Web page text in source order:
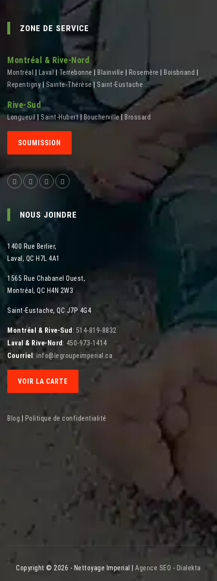
ZONE DE SERVICE
Montréal & Rive-Nord
Montréal Laval|Terrebonne Blainville Rosemère Boisbriand
Repentigny| Sainte-Thérèse Saint-Eustache ...
Rive-Sud
Longueuil Saint-Hubert Boucherville| Brossard
SOUMISSION
NOUS JOINDRE
1400 Rue Berlier,
Laval , QC H7L 4A1
1565 Rue Chabanel Ouest,
Montréal , QC H4N 2W3
Saint-Eustache, QC J7P 4G4
Montréal & Rive-Sud : 514-819-8832
Laval & Rive-Nord : 450-973-1414
Courriel : info@legroupeimperial.ca
VOIR LA CARTE
Blog Politique de confidentialité
Copyright © 2026 - Nettoyage Imperial |Agence SEO - Dialekta